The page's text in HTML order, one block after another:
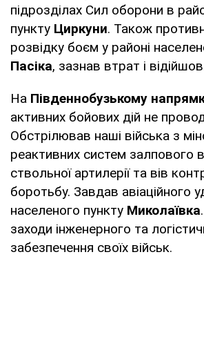
підрозділах Сил оборони в
пункту Циркуни. Також
розвідку боєм у районі
Пасіка, зазнав втрат і
На Південнобузькому
активних бойових дій не
Обстрілював наші війська з
реактивних систем залпового
ствольної артилерії та вів
боротьбу. Завдав авіаційного
населеного пункту Миколаївка
заходи інженерного та
забезпечення своїх військ.